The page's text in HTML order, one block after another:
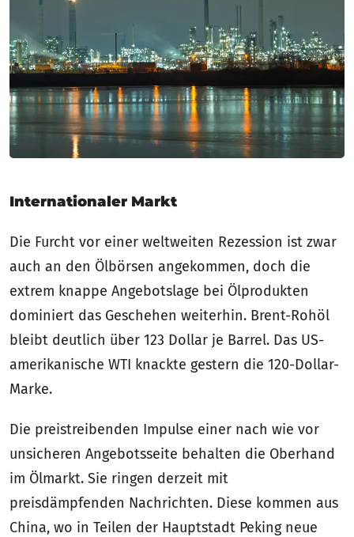
Internationaler Markt
Die Furcht vor einer weltweiten Rezession ist zwar
auch an den Ölbörsen angekommen, doch die
extrem knappe Angebotslage bei Ölprodukten
dominiert das Geschehen weiterhin. Brent-Rohöl
bleibt deutlich über 123 Dollar je Barrel. Das US-
amerikanische WTI knackte gestern die 120-Dollar-
Marke.
Die preistreibenden Impulse einer nach wie vor
unsicheren Angebotsseite behalten die Oberhand
im Ölmarkt. Sie ringen derzeit mit
preisdämpfenden Nachrichten. Diese kommen aus
China, wo in Teilen der Hauptstadt Peking neue